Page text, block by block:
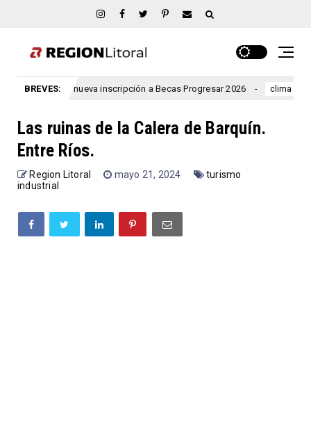
BREVES:
una nueva inscripción a Becas Progresar 2026 clima Rigen
Las ruinas de la Calera de Barquín.
Entre Ríos.
Region Litoral mayo 21, 2024
turismo
industrial